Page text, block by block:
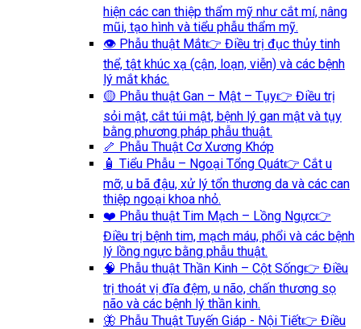
hiện các can thiệp thẩm mỹ như cắt mí, nâng
mũi, tạo hình và tiểu phẫu thẩm mỹ.
👁️ Phẫu thuật Mắt👉 Điều trị đục thủy tinh
thể, tật khúc xạ (cận, loạn, viễn) và các bệnh
lý mắt khác.
🟡 Phẫu thuật Gan – Mật – Tụy👉 Điều trị
sỏi mật, cắt túi mật, bệnh lý gan mật và tụy
bằng phương pháp phẫu thuật.
🦴 Phẫu Thuật Cơ Xương Khớp
🧴 Tiểu Phẫu – Ngoại Tổng Quát👉 Cắt u
mỡ, u bã đậu, xử lý tổn thương da và các can
thiệp ngoại khoa nhỏ.
❤️ Phẫu thuật Tim Mạch – Lồng Ngực👉
Điều trị bệnh tim, mạch máu, phổi và các bệnh
lý lồng ngực bằng phẫu thuật.
🧠 Phẫu thuật Thần Kinh – Cột Sống👉 Điều
trị thoát vị đĩa đệm, u não, chấn thương sọ
não và các bệnh lý thần kinh.
🦋 Phẫu Thuật Tuyến Giáp - Nội Tiết👉 Điều